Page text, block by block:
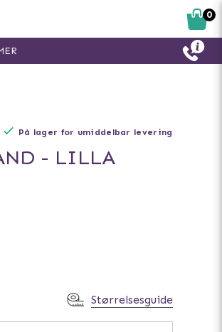
På lager for umiddelbar levering
- LILLA
Størrelsesguide
0